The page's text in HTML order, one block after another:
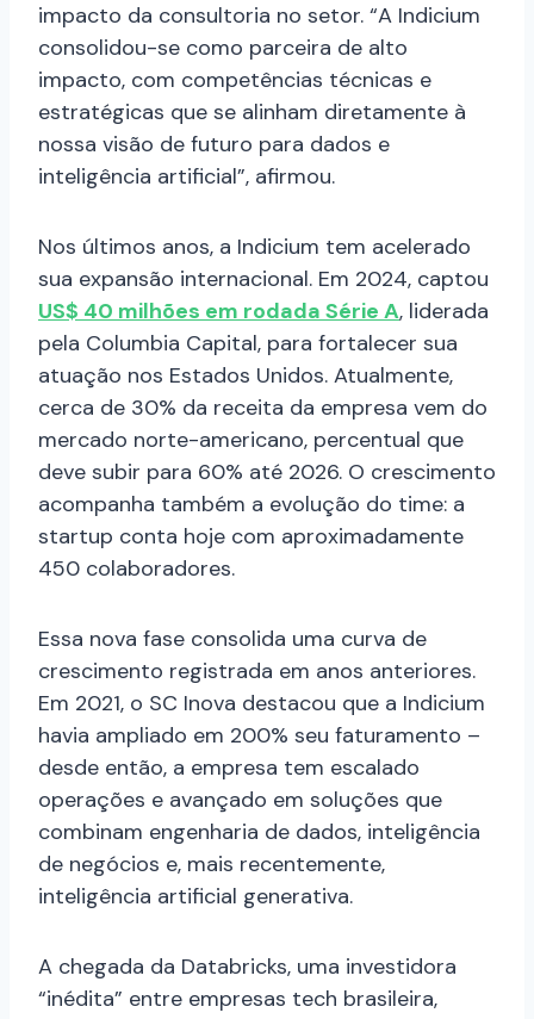
impacto da consultoria no setor. “A Indicium
consolidou-se como parceira de alto
impacto, com competências técnicas e
estratégicas que se alinham diretamente à
nossa visão de futuro para dados e
inteligência artificial”, afirmou.
Nos últimos anos, a Indicium tem acelerado
sua expansão internacional. Em 2024, captou
US$ 40 milhões em rodada Série A, liderada
pela Columbia Capital, para fortalecer sua
atuação nos Estados Unidos. Atualmente,
cerca de 30% da receita da empresa vem do
mercado norte-americano, percentual que
deve subir para 60% até 2026. O crescimento
acompanha também a evolução do time: a
startup conta hoje com aproximadamente
450 colaboradores.
Essa nova fase consolida uma curva de
crescimento registrada em anos anteriores.
Em 2021, o SC Inova destacou que a Indicium
havia ampliado em 200% seu faturamento –
desde então, a empresa tem escalado
operações e avançado em soluções que
combinam engenharia de dados, inteligência
de negócios e, mais recentemente,
inteligência artificial generativa.
A chegada da Databricks, uma investidora
“inédita” entre empresas tech brasileira,